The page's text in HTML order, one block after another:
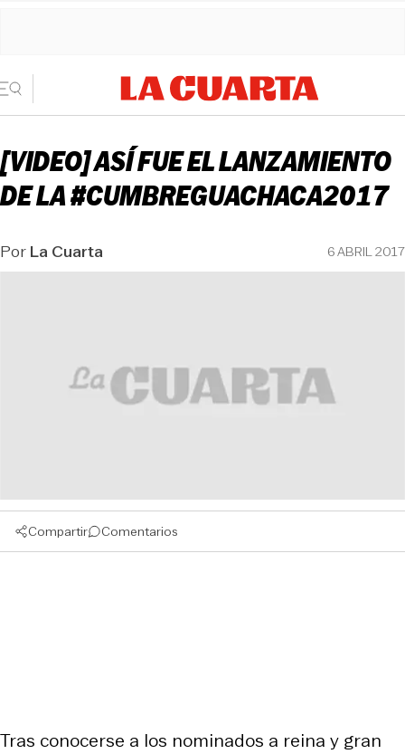
[VIDEO] ASÍ FUE EL LANZAMIENTO
DE LA #CUMBREGUACHACA2017
PorLa Cuarta 6 ABRIL 2017
Compartir Comentarios
Tras conocerse a los nominados a reina y gran